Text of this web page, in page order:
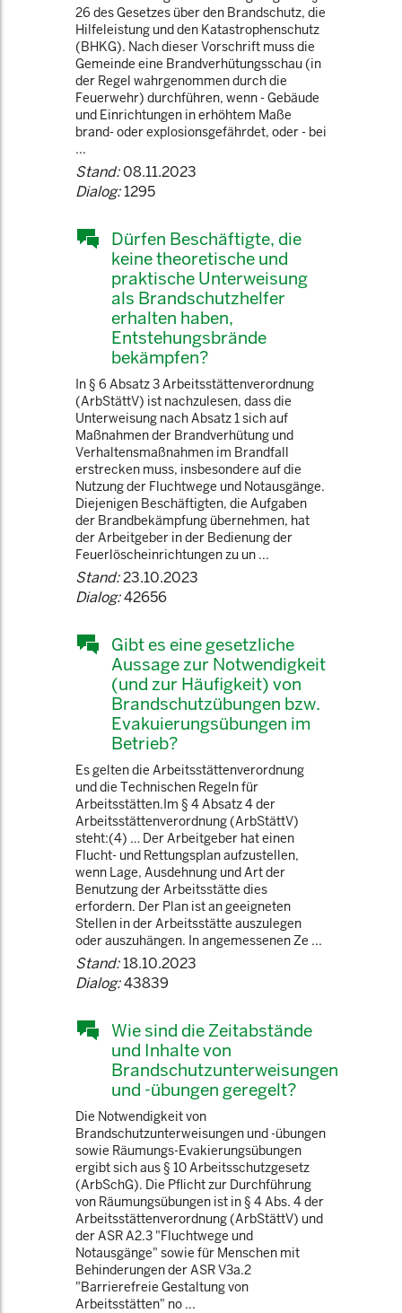
26 des Gesetzes über den Brandschutz, die
Hilfeleistung und den Katastrophenschutz
(BHKG). Nach dieser Vorschrift muss die
Gemeinde eine Brandverhütungsschau (in
der Regel wahrgenommen durch die
Feuerwehr) durchführen, wenn - Gebäude
und Einrichtungen in erhöhtem Maße
brand- oder explosionsgefährdet, oder - bei
...
Stand:08.11.2023
Dialog:1295
Dürfen Beschäftigte, die
keine theoretische und
praktische Unterweisung
als Brandschutzhelfer
erhalten haben,
Entstehungsbrände
bekämpfen?
In § 6 Absatz 3 Arbeitsstättenverordnung
(ArbStättV) ist nachzulesen, dass die
Unterweisung nach Absatz 1 sich auf
Maßnahmen der Brandverhütung und
Verhaltensmaßnahmen im Brandfall
erstrecken muss, insbesondere auf die
Nutzung der Fluchtwege und Notausgänge.
Diejenigen Beschäftigten, die Aufgaben
der Brandbekämpfung übernehmen, hat
der Arbeitgeber in der Bedienung der
Feuerlöscheinrichtungen zu un ...
Stand:23.10.2023
Dialog:42656
Gibt es eine gesetzliche
Aussage zur Notwendigkeit
(und zur Häufigkeit) von
Brandschutzübungen bzw.
Evakuierungsübungen im
Betrieb?
Es gelten die Arbeitsstättenverordnung
und die Technischen Regeln für
Arbeitsstätten.Im § 4 Absatz 4 der
Arbeitsstättenverordnung (ArbStättV)
steht:(4) … Der Arbeitgeber hat einen
Flucht- und Rettungsplan aufzustellen,
wenn Lage, Ausdehnung und Art der
Benutzung der Arbeitsstätte dies
erfordern. Der Plan ist an geeigneten
Stellen in der Arbeitsstätte auszulegen
oder auszuhängen. In angemessenen Ze ...
Stand:18.10.2023
Dialog:43839
Wie sind die Zeitabstände
und Inhalte von
Brandschutzunterweisungen
und -übungen geregelt?
Die Notwendigkeit von
Brandschutzunterweisungen und -übungen
sowie Räumungs-Evakierungsübungen
ergibt sich aus § 10 Arbeitsschutzgesetz
(ArbSchG). Die Pflicht zur Durchführung
von Räumungsübungen ist in § 4 Abs. 4 der
Arbeitsstättenverordnung (ArbStättV) und
der ASR A2.3 "Fluchtwege und
Notausgänge" sowie für Menschen mit
Behinderungen der ASR V3a.2
"Barrierefreie Gestaltung von
Arbeitsstätten" no ...